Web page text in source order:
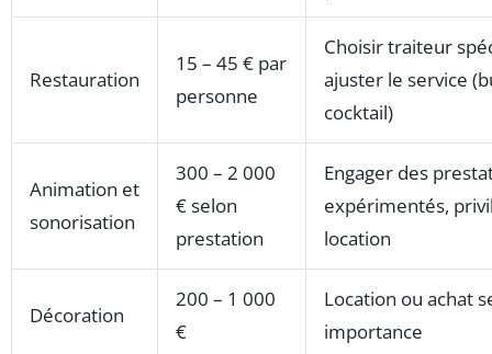
Restauration
15 – 45 € par
personne
Choisir traiteur
ajuster le service
cocktail)
Animation et
sonorisation
300 – 2 000
€ selon
prestation
Engager des
expérimentés,
location
Décoration
200 – 1 000
€
Location ou achat
importance